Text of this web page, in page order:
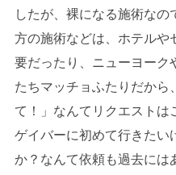
したが、裸になる施術な
方の施術などは、ホテルや
要だったり、ニューヨーク
たちマッチョふたりだから
て！」なんてリクエストは
ゲイバーに初めて行きたい
か？なんて依頼も過去には